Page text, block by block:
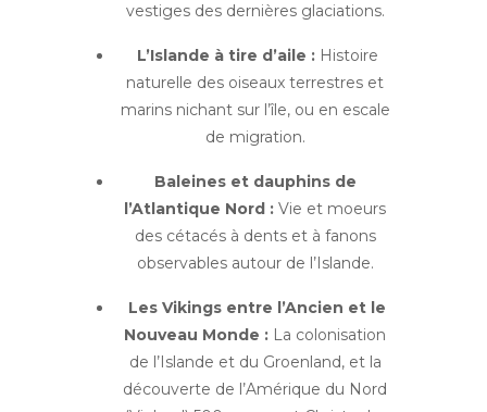
vestiges des dernières glaciations.
L’Islande à tire d’aile : Histoire
naturelle des oiseaux terrestres et
marins nichant sur l’île, ou en escale
de migration.
Baleines et dauphins de
l’Atlantique Nord : Vie et moeurs
des cétacés à dents et à fanons
observables autour de l’Islande.
Les Vikings entre l’Ancien et le
Nouveau Monde : La colonisation
de l’Islande et du Groenland, et la
découverte de l’Amérique du Nord